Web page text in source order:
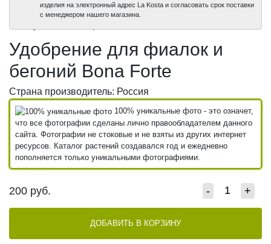
100%
изделия на электронный адрес La Kosta и согласовать срок поставки
с менеджером нашего магазина.
Удобрение для фиалок и
бегоний Bona Forte
Страна производитель: Россия
100% уникальные фото - это означет,
что все фотографии сделаны лично правообладателем данного
сайта. Фотографии не стоковые и не взяты из других интернет
ресурсов. Каталог растений создавался год и ежедневно
пополняется только уникальными фотографиями.
200 руб. - +
ДОБАВИТЬ В КОРЗИНУ